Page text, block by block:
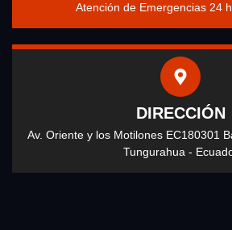
Atención de Emergencias 24
DIRECCIÓN
Av. Oriente y los Motilones EC180301
Tungurahua -